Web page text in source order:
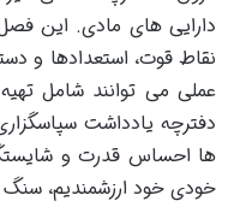
دارایی های مادی. این
نقاط قوت، استعدادها و
عملی می توانند شامل
دفترچه یادداشت
ها احساس قدرت و
خودی خود ارزشمندیم،